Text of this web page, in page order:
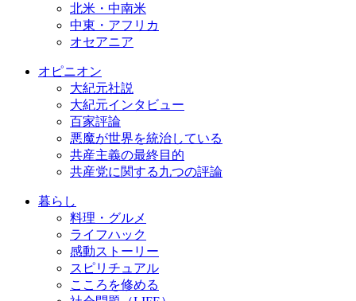
北米・中南米
中東・アフリカ
オセアニア
オピニオン
大紀元社説
大紀元インタビュー
百家評論
悪魔が世界を統治している
共産主義の最終目的
共産党に関する九つの評論
暮らし
料理・グルメ
ライフハック
感動ストーリー
スピリチュアル
こころを修める